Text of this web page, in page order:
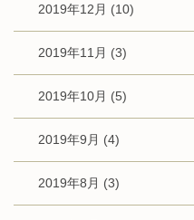
2019年12月 (10)
2019年11月 (3)
2019年10月 (5)
2019年9月 (4)
2019年8月 (3)